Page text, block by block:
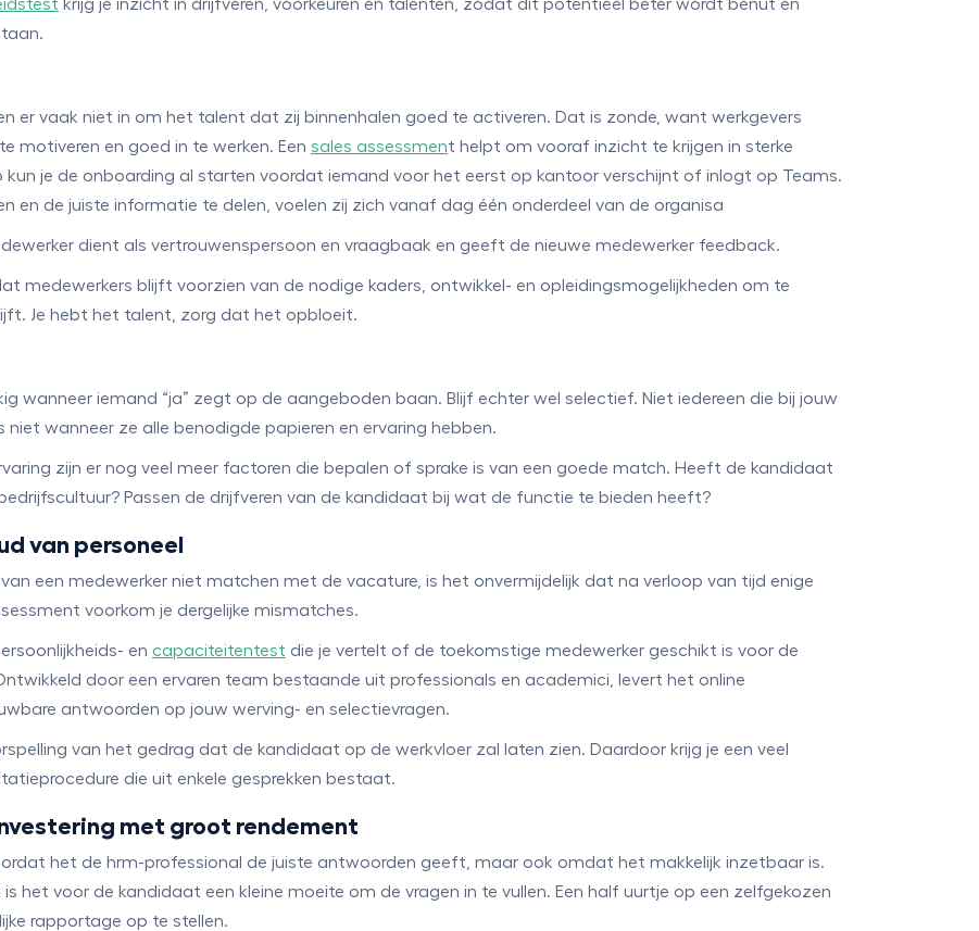
krijg je inzicht in drijfveren, voorkeuren en talenten, zodat dit potentieel beter wordt benut en
er vaak niet in om het talent dat zij binnenhalen goed te activeren. Dat is zonde, want werkgevers
motiveren en goed in te werken. Een sales assessment helpt om vooraf inzicht te krijgen in sterke
je de onboarding al starten voordat iemand voor het eerst op kantoor verschijnt of inlogt op Teams.
en de juiste informatie te delen, voelen zij zich vanaf dag één onderdeel van de organisa
dient als vertrouwenspersoon en vraagbaak en geeft de nieuwe medewerker feedback.
medewerkers blijft voorzien van de nodige kaders, ontwikkel- en opleidingsmogelijkheden om te
Je hebt het talent, zorg dat het opbloeit.
wanneer iemand “ja” zegt op de aangeboden baan. Blijf echter wel selectief. Niet iedereen die bij jouw
wanneer ze alle benodigde papieren en ervaring hebben.
zijn er nog veel meer factoren die bepalen of sprake is van een goede match. Heeft de kandidaat
Passen de drijfveren van de kandidaat bij wat de functie te bieden heeft?
van personeel
een medewerker niet matchen met de vacature, is het onvermijdelijk dat na verloop van tijd enige
voorkom je dergelijke mismatches.
en capaciteitentest die je vertelt of de toekomstige medewerker geschikt is voor de
door een ervaren team bestaande uit professionals en academici, levert het online
antwoorden op jouw werving- en selectievragen.
van het gedrag dat de kandidaat op de werkvloer zal laten zien. Daardoor krijg je een veel
die uit enkele gesprekken bestaat.
met groot rendement
het de hrm-professional de juiste antwoorden geeft, maar ook omdat het makkelijk inzetbaar is.
het voor de kandidaat een kleine moeite om de vragen in te vullen. Een half uurtje op een zelfgekozen
rapportage op te stellen.